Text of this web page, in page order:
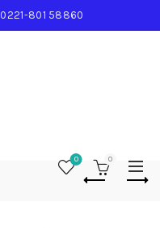
0221-801 58860
0 0